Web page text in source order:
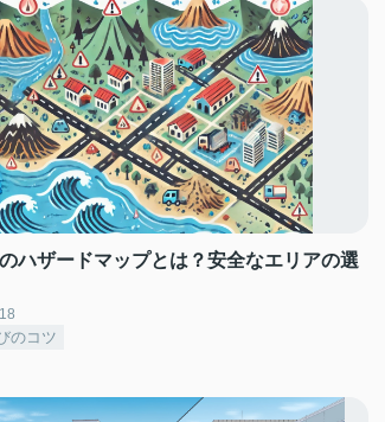
ハザードマップとは？安全なエリアの選
のコツ